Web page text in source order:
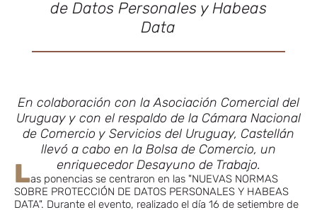
de Datos Personales y Habeas
Data
En colaboración con la Asociación Comercial del
Uruguay y con el respaldo de la Cámara Nacional
de Comercio y Servicios del Uruguay, Castellán
llevó a cabo en la Bolsa de Comercio, un
enriquecedor Desayuno de Trabajo.
Las ponencias se centraron en las "NUEVAS NORMAS
SOBRE PROTECCIÓN DE DATOS PERSONALES Y HABEAS
DATA". Durante el evento, realizado el día 16 de setiembre de